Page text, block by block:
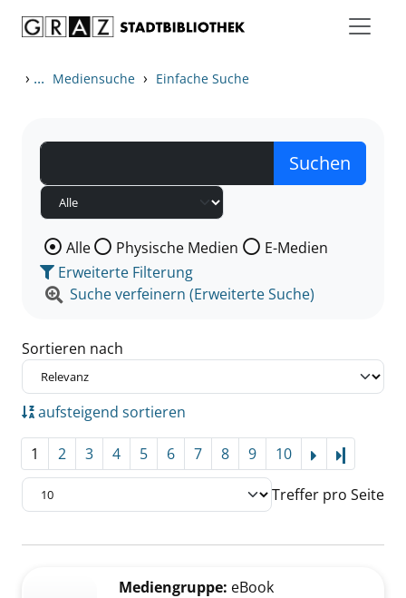
› ... Mediensuche › Einfache Suche
Wählen Sie die Medienart nach der Sie suchen wollen.
Alle Physische Medien
E-Medien
Erweiterte Filterung
Suche verfeinern (Erweiterte Suche)
Sortieren nach
aufsteigend sortieren
1 2 3 4 5 6 7 8 9 10
Treffer pro Seite
Zu den Suchfiltern springen
Mediengruppe: eBook